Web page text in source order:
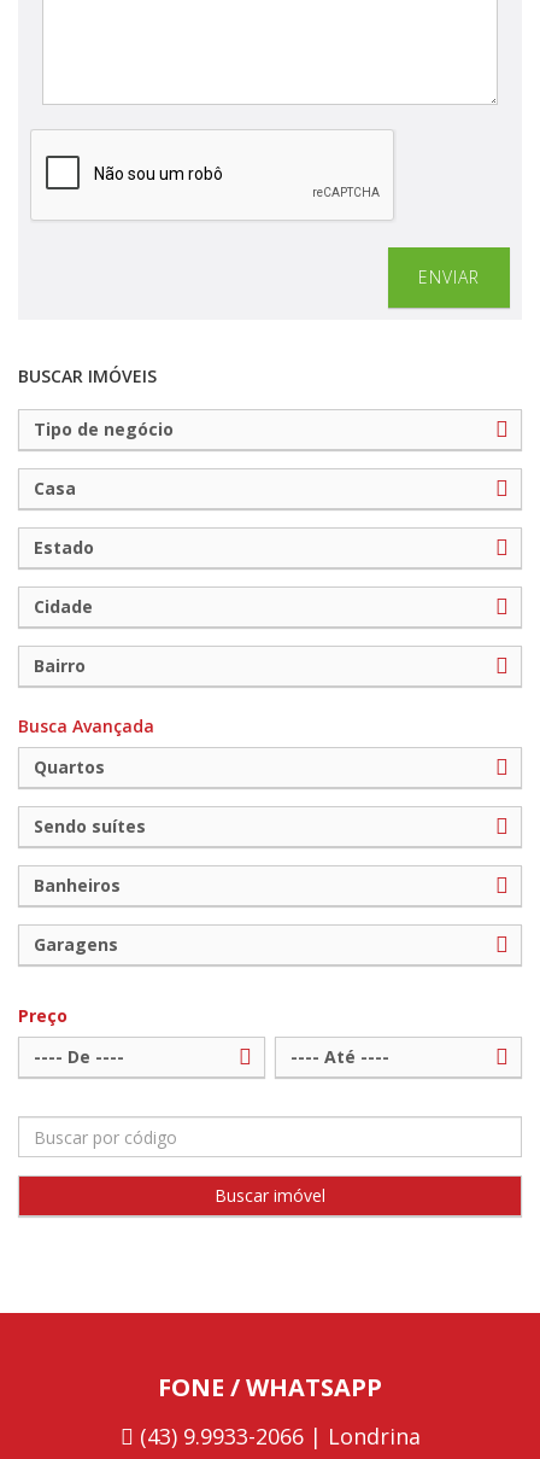
ENVIAR
BUSCAR IMÓVEIS
Tipo de negócio
Casa
Estado
Cidade
Bairro
Busca Avançada
Quartos
Sendo suítes
Banheiros
Garagens
Preço
---- De ----
---- Até ----
FONE / WHATSAPP
(43) 9.9933-2066 | Londrina